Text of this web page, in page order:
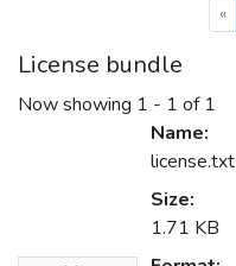
«
License bundle
Now showing 1 - 1 of 1
Name:
license.txt
Size:
1.71 KB